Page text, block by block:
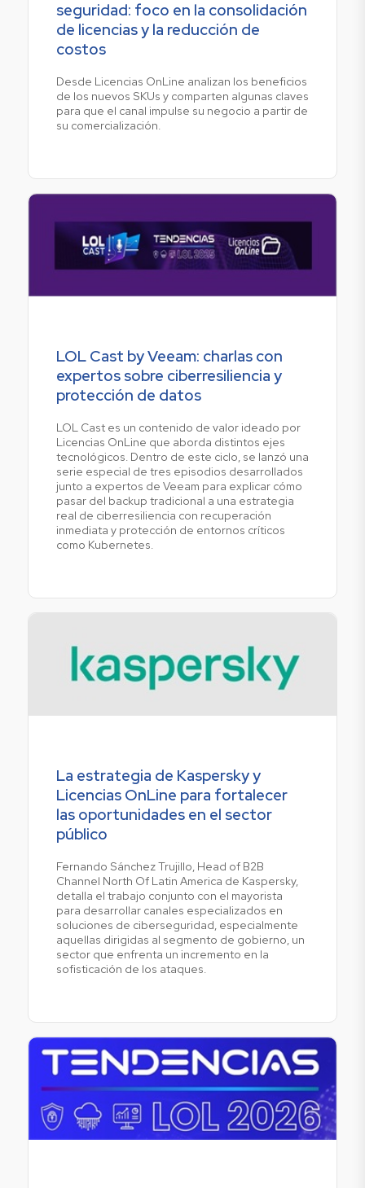
seguridad: foco en la consolidación
de licencias y la reducción de
costos
Desde Licencias OnLine analizan los beneficios
de los nuevos SKUs y comparten algunas claves
para que el canal impulse su negocio a partir de
su comercialización.
LOL Cast by Veeam: charlas con
expertos sobre ciberresiliencia y
protección de datos
LOL Cast es un contenido de valor ideado por
Licencias OnLine que aborda distintos ejes
tecnológicos. Dentro de este ciclo, se lanzó una
serie especial de tres episodios desarrollados
junto a expertos de Veeam para explicar cómo
pasar del backup tradicional a una estrategia
real de ciberresiliencia con recuperación
inmediata y protección de entornos críticos
como Kubernetes.
La estrategia de Kaspersky y
Licencias OnLine para fortalecer
las oportunidades en el sector
público
Fernando Sánchez Trujillo, Head of B2B
Channel North Of Latin America de Kaspersky,
detalla el trabajo conjunto con el mayorista
para desarrollar canales especializados en
soluciones de ciberseguridad, especialmente
aquellas dirigidas al segmento de gobierno, un
sector que enfrenta un incremento en la
sofisticación de los ataques.